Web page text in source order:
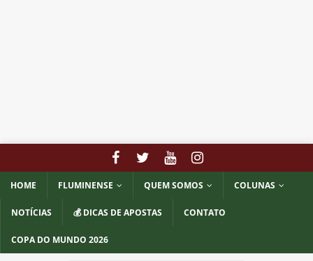
HOME FLUMINENSE QUEM SOMOS COLUNAS
NOTÍCIAS 💰 DICAS DE APOSTAS CONTATO
COPA DO MUNDO 2026